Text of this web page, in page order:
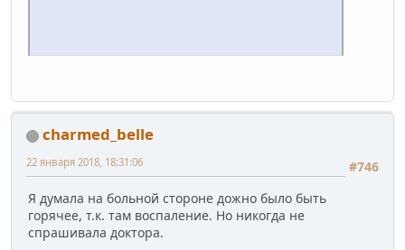
charmed_belle
#746
22 января 2018, 18:31:06
Я думала на больной стороне дожно было быть
горячее, т.к. там воспаление. Но никогда не
спрашивала доктора.